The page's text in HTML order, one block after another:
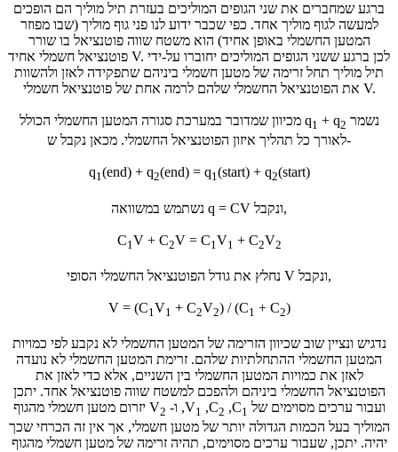
ברגע שמחברים את שני הגופים המוליכים בעזרת תיל מוליך הם הופכים
למעשה לגוף מוליך אחד. כפי שכבר ידוע לנו פני גוף מוליך (שבו מפוזר
המטען החשמלי באופן אחיד) הוא משטח שווה פוטנציאל בו שורר
פוטנציאל חשמלי אחיד V. לכן ברגע ששני הגופים המוליכים יחוברו על-ידי
תיל מוליך תחל זרימה של מטען חשמלי ביניהם שתפקידה לאזן ולהשוות
את הפוטנציאל החשמלי שלהם לרמה אחת של פוטנציאל חשמלי V.
מכיוון שמדובר במערכת סגורה המטען החשמלי הכולל q1 + q2
לאורך כל תהליך איזון הפוטנציאל החשמלי. מכאן נקבל ש-
q1(end) + q2(end) = q1(start) + q2(start)
נשתמש במשוואה q = CV ונקבל,
C1 V + C2V = C1 V1 + C2V2
נחלץ את גודל הפוטנציאל החשמלי הסופי V ונקבל,
V = (C1 V1 + C2V2) / (C1 + C2)
נדגיש ונציין שוב שכיוון הזרימה של המטען החשמלי לא נקבע לפי כמויות
המטען החשמלי ההתחלתיות שלהם. זרימת המטען החשמלי לא נועדה
לאזן את כמויות המטען החשמלי בין השניים, אלא כדי לאזן את
הפוטנציאל החשמלי ביניהם ולהפכם למשטח שווה פוטנציאל אחד. יתכן
ועבור ערכים מסוימים של
C1
,
C2
,
V1 , ו- V2
יזרום מטען חשמלי מהגוף
המוליך בעל הכמות הגדולה יותר של מטען חשמלי, אך אין זה הכרחי שכך
יהיה. יתכן, שעבור ערכים מסוימים, תהיה זרימה של מטען חשמלי מהגוף